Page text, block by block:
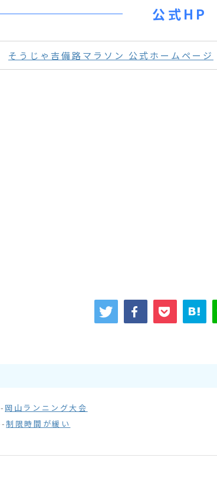
公式HP
そうじゃ吉備路マラソン 公式ホームページ
- 岡山ランニング大会
-制限時間が緩い